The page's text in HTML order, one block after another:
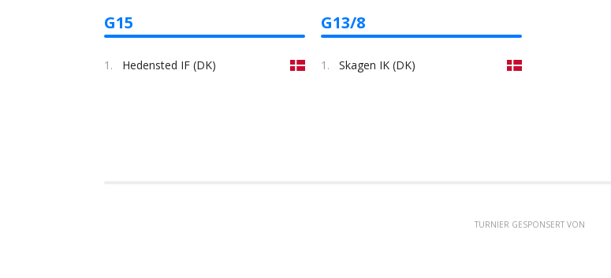
G15
1. Hedensted IF (DK)
G13/8
1. Skagen IK (DK)
TURNIER GESPONSERT VON